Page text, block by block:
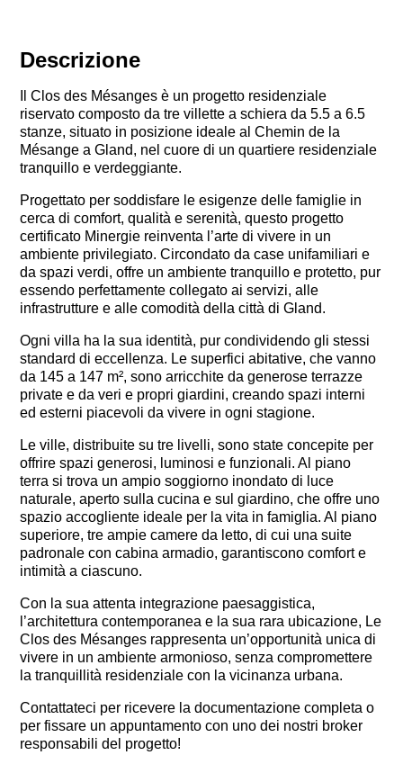
Descrizione
Il Clos des Mésanges è un progetto residenziale
riservato composto da tre villette a schiera da 5.5 a 6.5
stanze, situato in posizione ideale al Chemin de la
Mésange a Gland, nel cuore di un quartiere residenziale
tranquillo e verdeggiante.
Progettato per soddisfare le esigenze delle famiglie in
cerca di comfort, qualità e serenità, questo progetto
certificato Minergie reinventa l’arte di vivere in un
ambiente privilegiato. Circondato da case unifamiliari e
da spazi verdi, offre un ambiente tranquillo e protetto, pur
essendo perfettamente collegato ai servizi, alle
infrastrutture e alle comodità della città di Gland.
Ogni villa ha la sua identità, pur condividendo gli stessi
standard di eccellenza. Le superfici abitative, che vanno
da 145 a 147 m², sono arricchite da generose terrazze
private e da veri e propri giardini, creando spazi interni
ed esterni piacevoli da vivere in ogni stagione.
Le ville, distribuite su tre livelli, sono state concepite per
offrire spazi generosi, luminosi e funzionali. Al piano
terra si trova un ampio soggiorno inondato di luce
naturale, aperto sulla cucina e sul giardino, che offre uno
spazio accogliente ideale per la vita in famiglia. Al piano
superiore, tre ampie camere da letto, di cui una suite
padronale con cabina armadio, garantiscono comfort e
intimità a ciascuno.
Con la sua attenta integrazione paesaggistica,
l’architettura contemporanea e la sua rara ubicazione, Le
Clos des Mésanges rappresenta un’opportunità unica di
vivere in un ambiente armonioso, senza compromettere
la tranquillità residenziale con la vicinanza urbana.
Contattateci per ricevere la documentazione completa o
per fissare un appuntamento con uno dei nostri broker
responsabili del progetto!